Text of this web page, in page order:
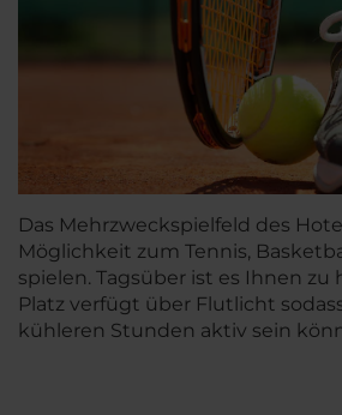
Das Mehrzweckspielfeld des
Möglichkeit zum Tennis,
spielen. Tagsüber ist es Ihnen zu
Platz verfügt über Flutlicht
kühleren Stunden aktiv sein